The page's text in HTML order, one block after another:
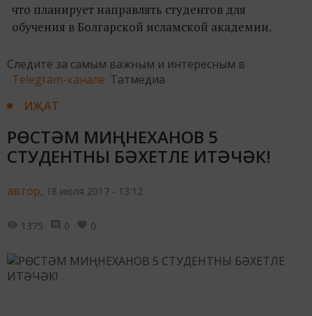
что планирует направлять студентов для
обучения в Болгарской исламской академии.
Следите за самым важным и интересным в
Telegram-канале Татмедиа
ИҖАТ
РӨСТӘМ МИҢНЕХАНОВ 5
СТУДЕНТНЫ БӘХЕТЛЕ ИТӘЧӘК!
автор, 18 июля 2017 - 13:12
1375 0 0